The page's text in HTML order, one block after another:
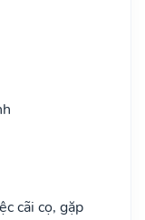
cãi cọ, gặp